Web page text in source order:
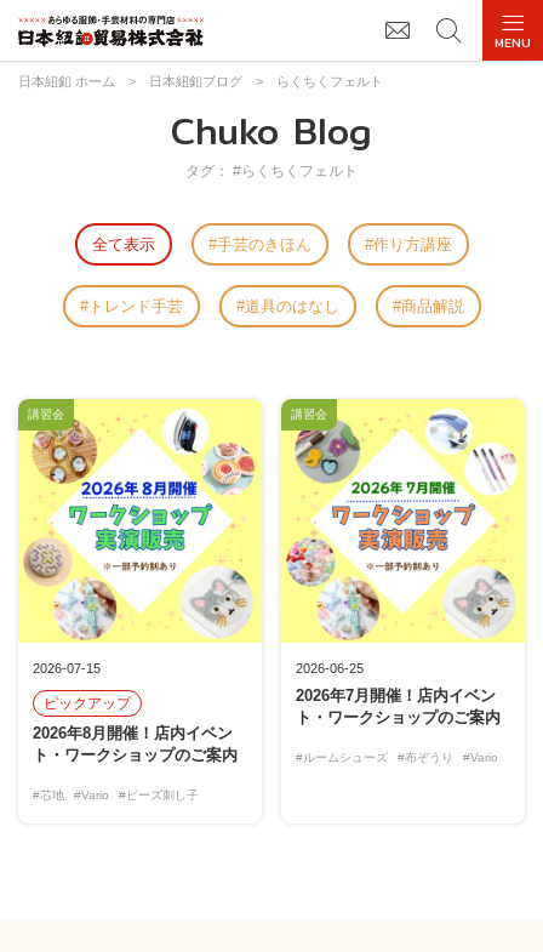
日本紐釦 ホーム > 日本紐釦ブログ > らくちくフェルト
Chuko Blog
タグ： #らくちくフェルト
全て表示 手芸のきほん 作り方講座
トレンド手芸 道具のはなし 商品解説
2026-07-15
ピックアップ
2026年8月開催！店内イベン
ト・ワークショップのご案内
#芯地 #Vario #ビーズ刺し子
講習会
2026-06-25
2026年7月開催！店内イベン
ト・ワークショップのご案内
#ルームシューズ #布ぞうり #Vario
講習会